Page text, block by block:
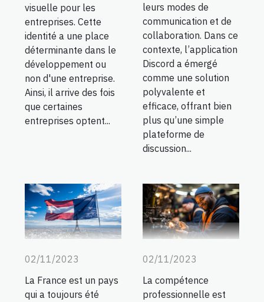
visuelle pour les
entreprises. Cette
identité a une place
déterminante dans le
développement ou
non d'une entreprise.
Ainsi, il arrive des fois
que certaines
entreprises optent...
leurs modes de
communication et de
collaboration. Dans ce
contexte, l’application
Discord a émergé
comme une solution
polyvalente et
efficace, offrant bien
plus qu’une simple
plateforme de
discussion...
02/11/2023
La France est un pays
qui a toujours été
02/11/2023
La compétence
professionnelle est